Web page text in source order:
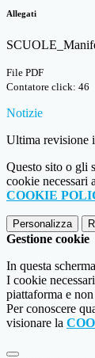
Allegati
File PDF
Contatore click: 46
Notizie
Ultima revisione
Questo sito o gli
cookie necessari
COOKIE
Personalizza
Gestione cookie
In questa
I cookie
piattaforma e
Per conoscere
visionare la